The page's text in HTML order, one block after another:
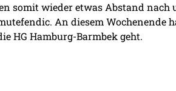
somit wieder etwas Abstand
An diesem Wochenende
HG Hamburg-Barmbek geht.